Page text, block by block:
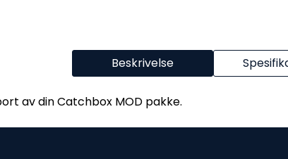
Beskrivelse
av din Catchbox MOD pakke.